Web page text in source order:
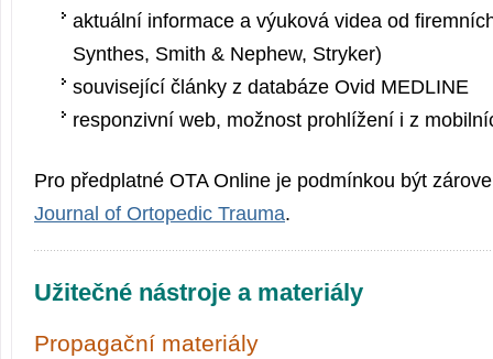
aktuální informace a výuková videa od
Synthes, Smith & Nephew, Stryker)
související články z databáze Ovid MEDLINE
responzivní web, možnost prohlížení i z
Pro předplatné OTA Online je podmínkou být
Journal of Ortopedic Trauma.
Užitečné nástroje a materiály
Propagační materiály